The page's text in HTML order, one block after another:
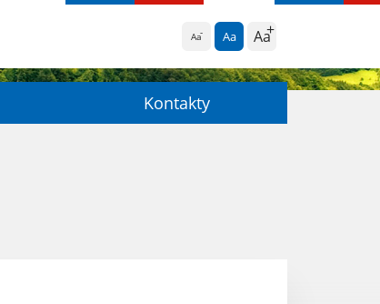
Aa Aa Aa
Kontakty